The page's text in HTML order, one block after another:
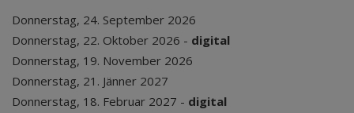
Donnerstag, 24. September 2026
Donnerstag, 22. Oktober 2026 - digital
Donnerstag, 19. November 2026
Donnerstag, 21. Jänner 2027
Donnerstag, 18. Februar 2027 - digital